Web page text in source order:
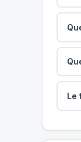
Le